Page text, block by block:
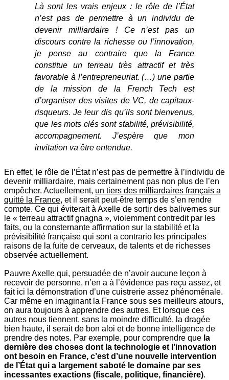
Là sont les vrais enjeux : le rôle de l’État
n’est pas de permettre à un individu de
devenir milliardaire ! Ce n’est pas un
discours contre la richesse ou l’innovation,
je pense au contraire que la France
constitue un terreau très attractif et très
favorable à l’entrepreneuriat. (…) une partie
de la mission de la French Tech est
d’organiser des visites de VC, de capitaux-
risqueurs. Je leur dis qu’ils sont bienvenus,
que les mots clés sont stabilité, prévisibilité,
accompagnement. J’espère que mon
invitation va être entendue.
En effet, le rôle de l’État n’est pas de permettre à l’individu de
devenir milliardaire, mais certainement pas non plus de l’en
empêcher. Actuellement, un tiers des milliardaires français a
quitté la France, et il serait peut-être temps de s’en rendre
compte. Ce qui éviterait à Axelle de sortir des balivernes sur
le « terreau attractif gnagna », violemment contredit par les
faits, ou la consternante affirmation sur la stabilité et la
prévisibilité française qui sont a contrario les principales
raisons de la fuite de cerveaux, de talents et de richesses
observée actuellement.
Pauvre Axelle qui, persuadée de n’avoir aucune leçon à
recevoir de personne, n’en a à l’évidence pas reçu assez, et
fait ici la démonstration d’une cuistrerie assez phénoménale.
Car même en imaginant la France sous ses meilleurs atours,
on aura toujours à apprendre des autres. Et lorsque ces
autres nous tiennent, sans la moindre difficulté, la dragée
bien haute, il serait de bon aloi et de bonne intelligence de
prendre des notes. Par exemple, pour comprendre que la
dernière des choses dont la technologie et l’innovation
ont besoin en France, c’est d’une nouvelle intervention
de l’État qui a largement saboté le domaine par ses
incessantes exactions (fiscale, politique, financière).